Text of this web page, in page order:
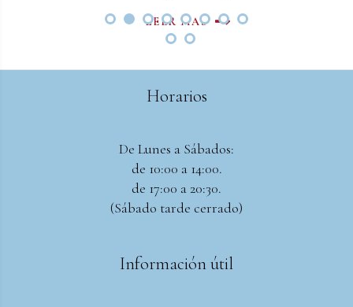
LEER MAS
LEER MAS
Horarios
De Lunes a Sábados:
de 10:00 a 14:00.
de 17:00 a 20:30.
(Sábado tarde cerrado)
Información útil